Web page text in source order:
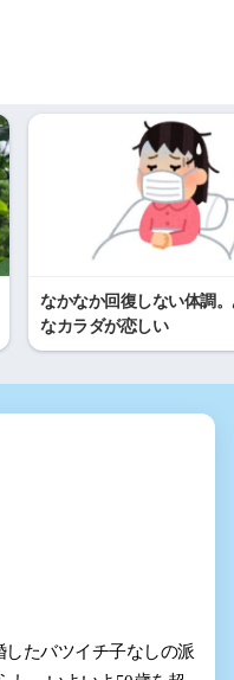
なかなか回復しない体調
なカラダが恋しい
したバツイチ子なしの派